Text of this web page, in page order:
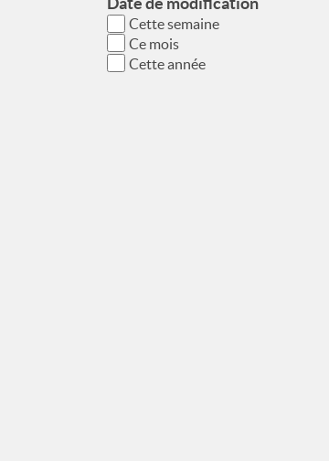
Cette semaine
Ce mois
Cette année